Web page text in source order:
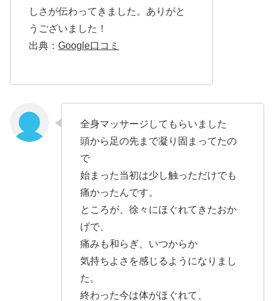
しさが伝わってきました。ありがと
うございました！
出典： Google口コミ
全身マッサージしてもらいました
頭から足の先まで凝り固まってたの
で
始まった当初は少し触っただけでも
痛かったんです。
ところが、徐々にほぐれてきたおか
げで、
痛みも和らぎ、いつからか
気持ちよさを感じるようになりまし
た。
終わった今は体がほぐれて、